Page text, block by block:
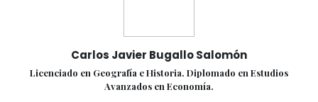
Carlos Javier Bugallo Salomón
Licenciado en Geografía e Historia. Diplomado en Estudios
Avanzados en Economía.